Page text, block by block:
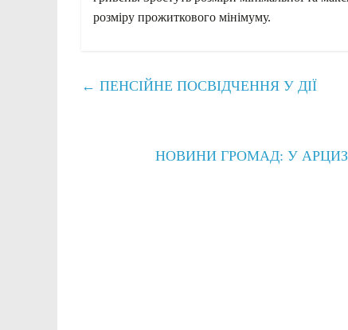
розміру прожиткового мінімуму.
← ПЕНСІЙНЕ ПОСВІДЧЕННЯ У ДІЇ
НОВИНИ ГРОМАД: У